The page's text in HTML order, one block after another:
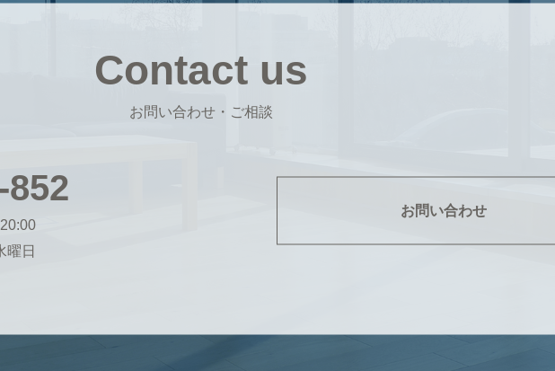
Contact us
お問い合わせ・ご相談
852
曜日
お問い合わせ